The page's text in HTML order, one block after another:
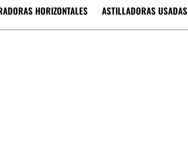
HORIZONTALES ASTILLADORAS USADAS